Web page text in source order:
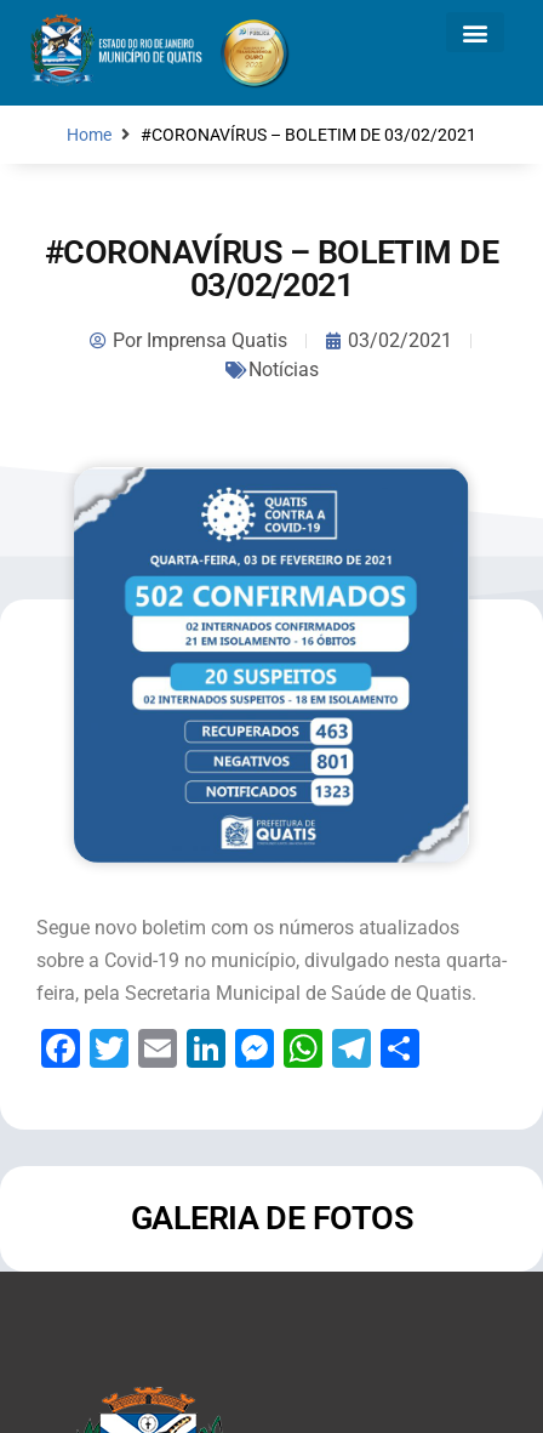
Home #CORONAVÍRUS – BOLETIM DE 03/02/2021
#CORONAVÍRUS – BOLETIM DE
03/02/2021
PorImprensa Quatis
03/02/2021
Notícias
Segue novo boletim com os números atualizados
sobre a Covid-19 no município, divulgado nesta quarta-
feira, pela Secretaria Municipal de Saúde de Quatis.
Facebook
Twitter
EmailLinkedIn
Messenger
WhatsApp
Telegram
GALERIA DE FOTOS